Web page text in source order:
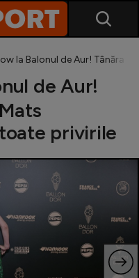
la Balonul de Aur! Tânăra
de Aur!
privirile